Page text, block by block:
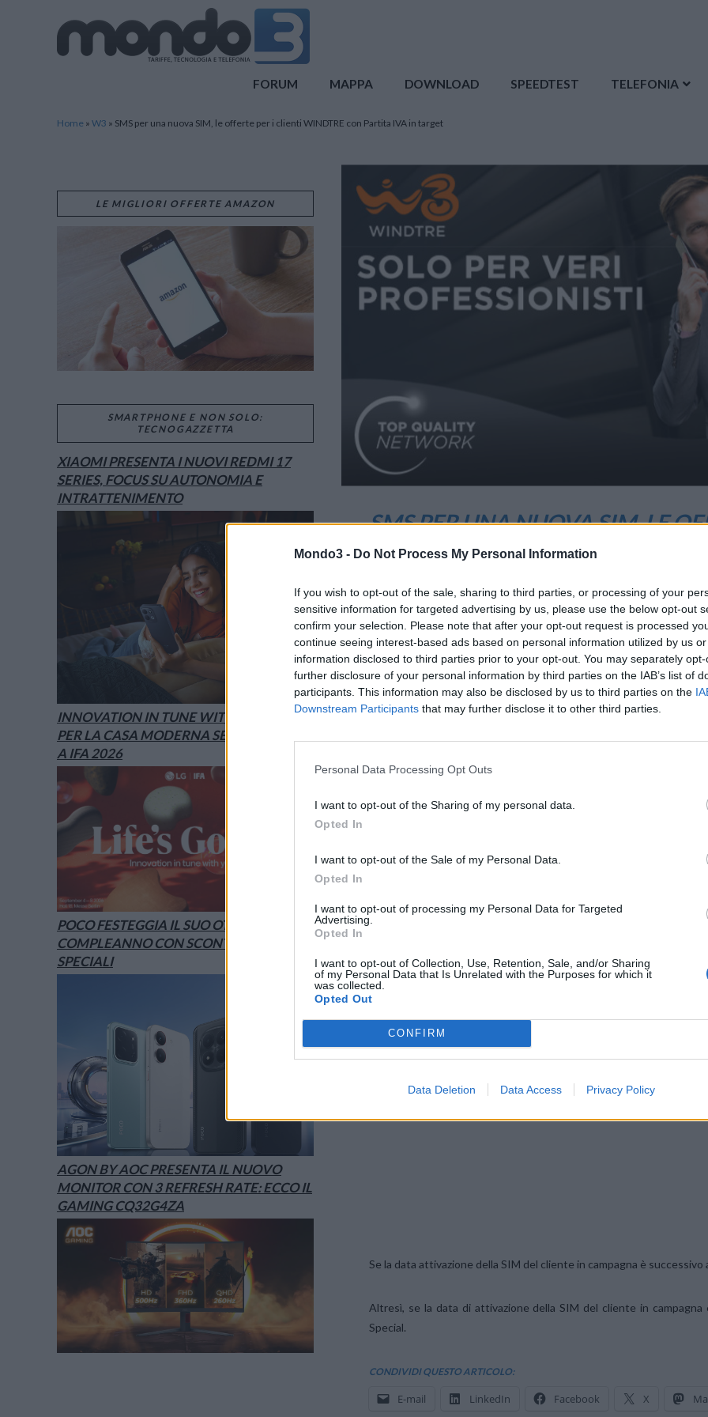
Mondo3 - Do Not Process My Personal Information
If you wish to opt-out of the sale, sharing to third parties, or processing of your
sensitive information for targeted advertising by us, please use the below opt-out
confirm your selection. Please note that after your opt-out request is processed
continue seeing interest-based ads based on personal information utilized by us
information disclosed to third parties prior to your opt-out. You may separately
further disclosure of your personal information by third parties on the IAB’s list of
participants. This information may also be disclosed by us to third parties on the
Downstream Participants that may further disclose it to other third parties.
Personal Data Processing Opt Outs
I want to opt-out of the Sharing of my personal data.
Opted In
I want to opt-out of the Sale of my Personal Data.
Opted In
I want to opt-out of processing my Personal Data for Targeted
Advertising.
Opted In
I want to opt-out of Collection, Use, Retention, Sale, and/or Sharing
of my Personal Data that Is Unrelated with the Purposes for which it
was collected.
Opted Out
CONFIRM
Data Deletion Data Access Privacy Policy
FORUM MAPPA DOWNLOAD SPEEDTEST TELEFONIA
Home » W3 » SMS per una nuova SIM, le offerte per i clienti WINDTRE con Partita IVA in target
SMS PER UNA NUOVA SIM, LE
WINDTRE CON PARTITA IVA IN
Ancora campagne SMS per i clienti affari WINDTRE
Nell’ambito delle iniziative dedicate ai già Clienti Partita IVA
appositamente selezionati con l’invito a visitare un punto vendita
delle seguenti offerte:.
2. PROFESSIONAL SPECIAL (o PROFESSIONAL STAFF )
: Minuti
Se la data attivazione della SIM del cliente in campagna è
Altresì, se la data di attivazione della SIM del cliente in
Special.
CONDIVIDI QUESTO ARTICOLO:
E-mail LinkedIn Facebook X
LE MIGLIORI OFFERTE AMAZON
SMARTPHONE E NON SOLO:
TECNOGAZZETTA
XIAOMI PRESENTA I NUOVI REDMI 17
SERIES, FOCUS SU AUTONOMIA E
INTRATTENIMENTO
INNOVATION IN TUNE WITH YOU: L’AI
PER LA CASA MODERNA SECONDO LG È
A IFA 2026
POCO FESTEGGIA IL SUO OTTAVO
COMPLEANNO CON SCONTI E OFFERTE
SPECIALI
AGON BY AOC PRESENTA IL NUOVO
MONITOR CON 3 REFRESH RATE: ECCO IL
GAMING CQ32G4ZA